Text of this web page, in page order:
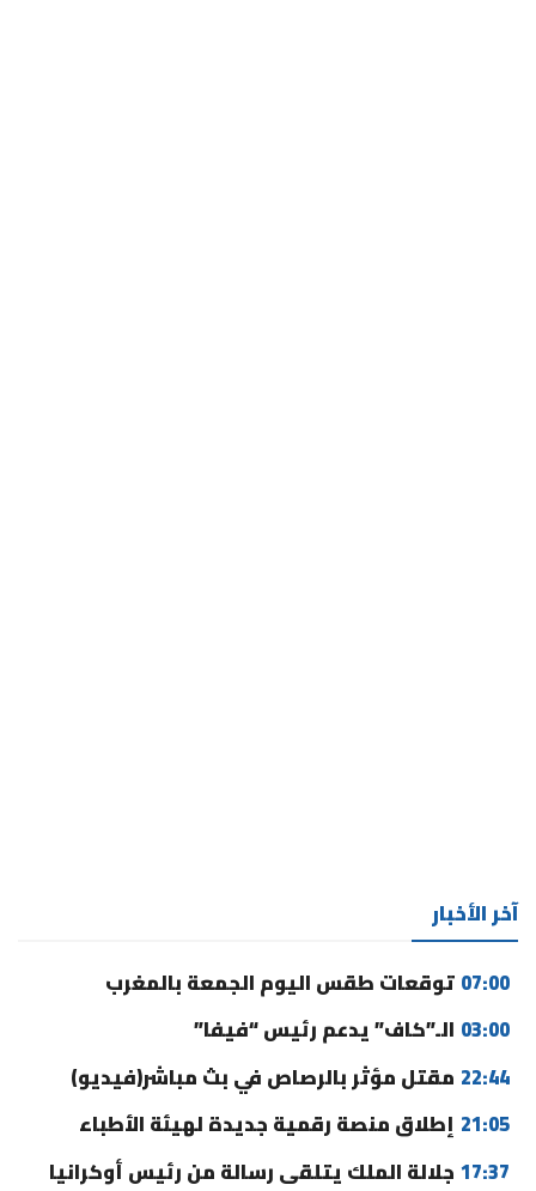
آخر الأخبار
07:00 توقعات طقس اليوم الجمعة بالمغرب
03:00 الـ”كاف” يدعم رئيس “فيفا”
22:44 مقتل مؤثر بالرصاص في بث مباشر(فيديو)
21:05 إطلاق منصة رقمية جديدة لهيئة الأطباء
17:37 جلالة الملك يتلقى رسالة من رئيس أوكرانيا